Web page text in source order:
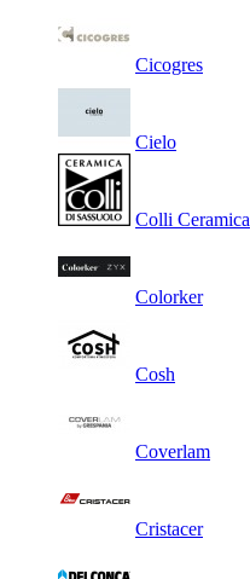
Cicogres
Cielo
Colli Ceramica
Colorker
Cosh
Coverlam
Cristacer